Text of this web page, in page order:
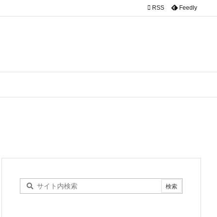
 RSS Feedly